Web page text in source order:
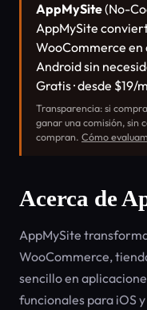
AppMySite(No-
AppMySite
WooCommerce en
Android sin
Gratis · desde $19/
Transparencia: si
ganar una comisión, sin
compran. Cómo
Acerca de
AppMySite
WooCommerce,
sencillo en
funcionales para iOS